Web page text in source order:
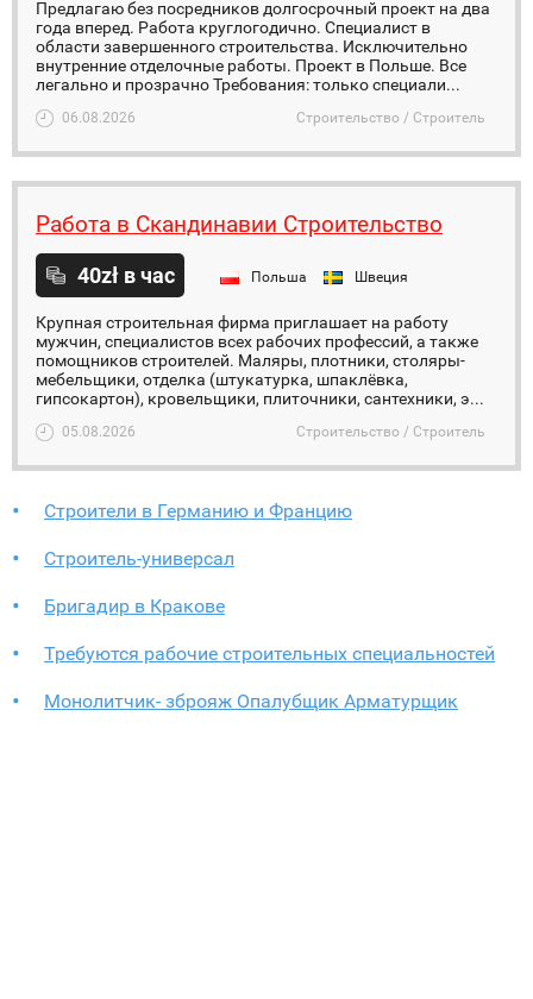
Предлагаю без посредников долгосрочный проект на два
года вперед. Работа круглогодично. Специалист в
области завершенного строительства. Исключительно
внутренние отделочные работы. Проект в Польше. Все
легально и прозрачно Требования: только специали...
06.08.2026 Строительство / Строитель
Работа в Скандинавии Строительство
40zł в час Польша Швеция
Крупная строительная фирма приглашает на работу
мужчин, специалистов всех рабочих профессий, а также
помощников строителей. Маляры, плотники, столяры-
мебельщики, отделка (штукатурка, шпаклёвка,
гипсокартон), кровельщики, плиточники, сантехники, э...
05.08.2026 Строительство / Строитель
Строители в Германию и Францию
Строитель-универсал
Бригадир в Кракове
Требуются рабочие строительных специальностей
Монолитчик- зброяж Опалубщик Арматурщик